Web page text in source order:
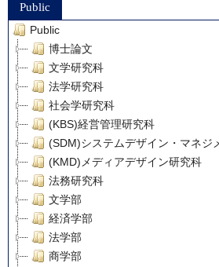
Public
Public
博士論文
文学研究科
法学研究科
社会学研究科
(KBS)経営管理研究科
(SDM)システムデザイン・マネジ
(KMD)メディアデザイン研究科
法務研究科
文学部
経済学部
法学部
商学部